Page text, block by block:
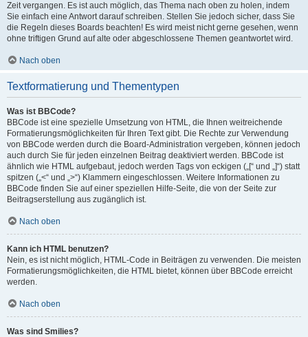
Zeit vergangen. Es ist auch möglich, das Thema nach oben zu holen, indem
Sie einfach eine Antwort darauf schreiben. Stellen Sie jedoch sicher, dass Sie
die Regeln dieses Boards beachten! Es wird meist nicht gerne gesehen, wenn
ohne triftigen Grund auf alte oder abgeschlossene Themen geantwortet wird.
Nach oben
Textformatierung und Thementypen
Was ist BBCode?
BBCode ist eine spezielle Umsetzung von HTML, die Ihnen weitreichende
Formatierungsmöglichkeiten für Ihren Text gibt. Die Rechte zur Verwendung
von BBCode werden durch die Board-Administration vergeben, können jedoch
auch durch Sie für jeden einzelnen Beitrag deaktiviert werden. BBCode ist
ähnlich wie HTML aufgebaut, jedoch werden Tags von eckigen („[“ und „]“) statt
spitzen („<“ und „>“) Klammern eingeschlossen. Weitere Informationen zu
BBCode finden Sie auf einer speziellen Hilfe-Seite, die von der Seite zur
Beitragserstellung aus zugänglich ist.
Nach oben
Kann ich HTML benutzen?
Nein, es ist nicht möglich, HTML-Code in Beiträgen zu verwenden. Die meisten
Formatierungsmöglichkeiten, die HTML bietet, können über BBCode erreicht
werden.
Nach oben
Was sind Smilies?